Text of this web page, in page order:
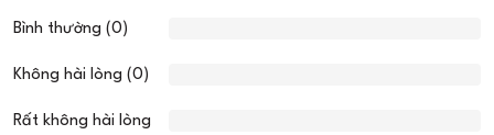
Bình thường (0)
Không hài lòng (0)
Rất không hài lòng